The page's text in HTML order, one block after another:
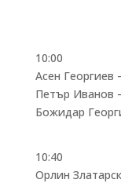
10:00
Асен Георгиев
Петър Иванов
Божидар
10:40
Орлин